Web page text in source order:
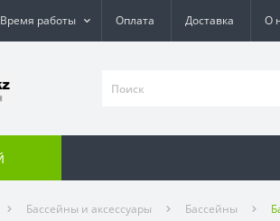
Время работы Оплата Доставка О
Бассейны и аксессуары Бассейны